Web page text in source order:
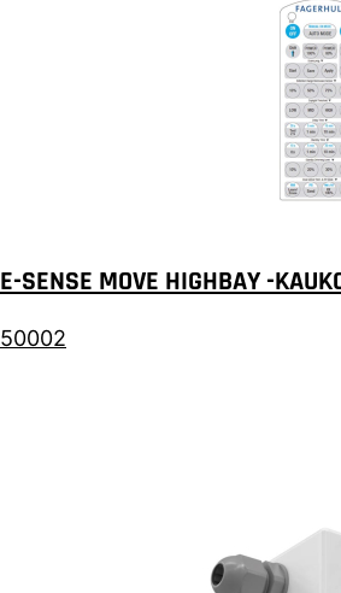
E-SENSE MOVE HIGHBAY -
50002